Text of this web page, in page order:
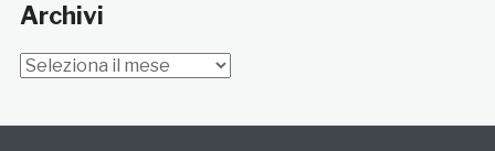
Archivi
Archivi